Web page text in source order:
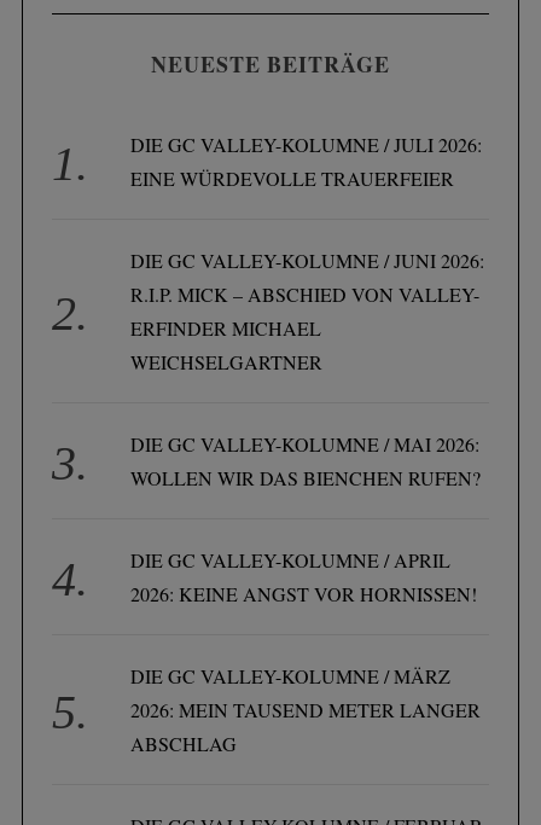
NEUESTE BEITRÄGE
DIE GC VALLEY-KOLUMNE / JULI 2026:
EINE WÜRDEVOLLE TRAUERFEIER
DIE GC VALLEY-KOLUMNE / JUNI 2026:
R.I.P. MICK – ABSCHIED VON VALLEY-
ERFINDER MICHAEL
WEICHSELGARTNER
DIE GC VALLEY-KOLUMNE / MAI 2026:
WOLLEN WIR DAS BIENCHEN RUFEN?
DIE GC VALLEY-KOLUMNE / APRIL
2026: KEINE ANGST VOR HORNISSEN!
DIE GC VALLEY-KOLUMNE / MÄRZ
2026: MEIN TAUSEND METER LANGER
ABSCHLAG